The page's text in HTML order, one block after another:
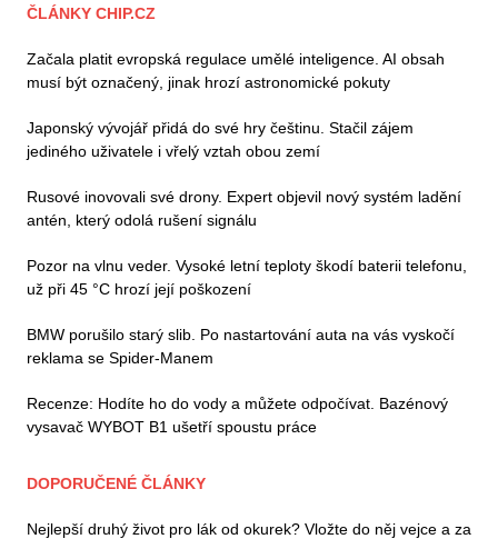
ČLÁNKY CHIP.CZ
Začala platit evropská regulace umělé inteligence. AI obsah
musí být označený, jinak hrozí astronomické pokuty
Japonský vývojář přidá do své hry češtinu. Stačil zájem
jediného uživatele i vřelý vztah obou zemí
Rusové inovovali své drony. Expert objevil nový systém ladění
antén, který odolá rušení signálu
Pozor na vlnu veder. Vysoké letní teploty škodí baterii telefonu,
už při 45 °C hrozí její poškození
BMW porušilo starý slib. Po nastartování auta na vás vyskočí
reklama se Spider-Manem
Recenze: Hodíte ho do vody a můžete odpočívat. Bazénový
vysavač WYBOT B1 ušetří spoustu práce
DOPORUČENÉ ČLÁNKY
Nejlepší druhý život pro lák od okurek? Vložte do něj vejce a za